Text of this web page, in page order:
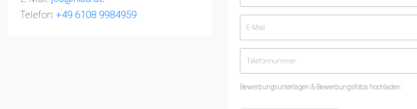
Telefon: +49 6108 9984959
Bewerbungsunterlagen & Bewerbungsfotos hochladen: